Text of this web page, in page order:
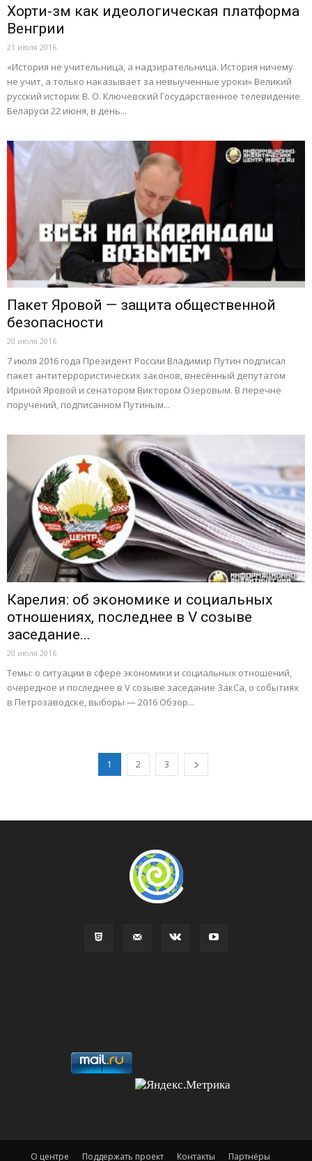
Хорти-зм как идеологическая платформа
Венгрии
21 июля 2016
«История не учительница, а надзирательница. История ничему
не учит, а только наказывает за невыученные уроки» Великий
русский историк В. О. Ключевский Государственное телевидение
Беларуси 22 июня, в день...
Пакет Яровой — защита общественной
безопасности
20 июля 2016
7 июля 2016 года Президент России Владимир Путин подписал
пакет антитеррористических законов, внесённый депутатом
Ириной Яровой и сенатором Виктором Озеровым. В перечне
поручений, подписанном Путиным...
Карелия: об экономике и социальных
отношениях, последнее в V созыве
заседание...
20 июля 2016
Темы: о ситуации в сфере экономики и социальных отношений,
очередное и последнее в V созыве заседание ЗакСа, о событиях
в Петрозаводске, выборы — 2016 Обзор...
1 2 3
О центре Поддержать проект Контакты Партнёры